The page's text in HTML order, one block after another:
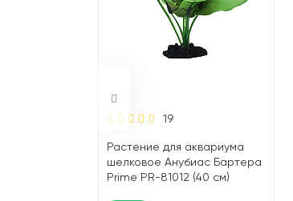
19
Растение для аквариума
шелковое Анубиас Бартера
Prime PR-81012 (40 см)